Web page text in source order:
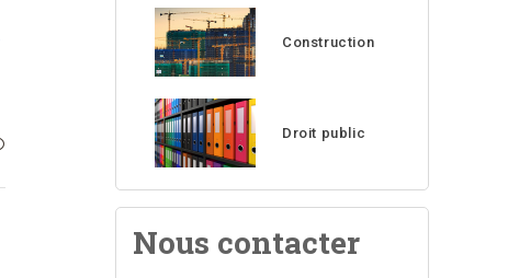
Construction
Droit public
Nous contacter